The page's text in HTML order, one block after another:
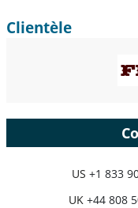
Clientèle
US +1 833
UK +44 808